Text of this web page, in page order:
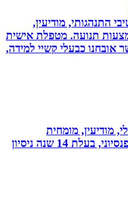
מודיעין,
תנועה. מטפלת אישית
כבעלי קשיי למידה,
מומחית
להתנהלות כלכלית ויעוץ פנסיוני, בעלת 14 שנה ניסיון